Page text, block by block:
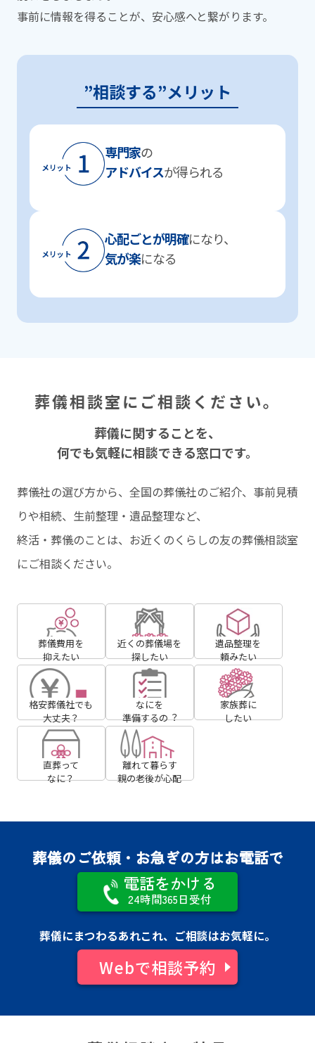
事前に情報を得ることが、安⼼感へと繋がります。
”相談する”メリット
専⾨家の
アドバイスが得られる
⼼配ごとが明確になり、
気が楽になる
葬儀相談室にご相談ください。
葬儀に関することを、
何でも気軽に相談できる窓⼝です。
葬儀社の選び⽅から、全国の葬儀社のご紹介、事前⾒積
りや相続、⽣前整理・遺品整理など、
終活・葬儀のことは、お近くのくらしの友の葬儀相談室
にご相談ください。
葬儀費用を
抑えたい
近くの葬儀場を
探したい
遺品整理を
頼みたい
格安葬儀社でも
大丈夫？
なにを
準備するの︖
家族葬に
したい
直葬って
なに？
離れて暮らす
親の⽼後が⼼配
葬儀のご依頼・お急ぎの方はお電話で
電話をかける
24時間365日受付
葬儀にまつわるあれこれ、ご相談はお気軽に。
Webで相談予約